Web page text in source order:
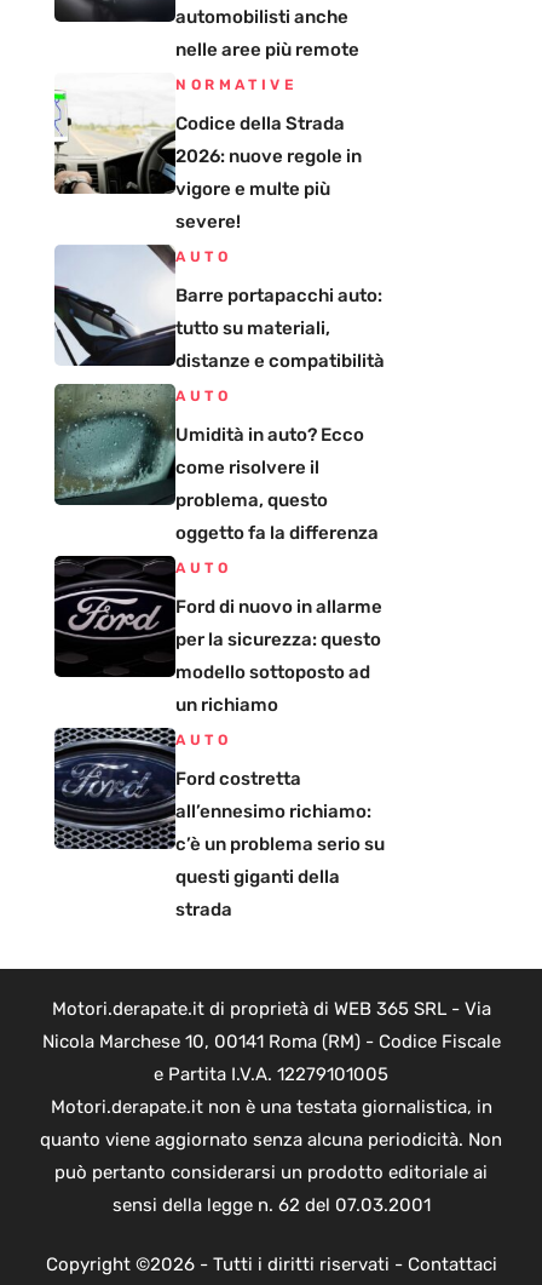
automobilisti anche
nelle aree più remote
NORMATIVE
Codice della Strada
2026: nuove regole in
vigore e multe più
severe!
AUTO
Barre portapacchi auto:
tutto su materiali,
distanze e compatibilità
AUTO
Umidità in auto? Ecco
come risolvere il
problema, questo
oggetto fa la differenza
AUTO
Ford di nuovo in allarme
per la sicurezza: questo
modello sottoposto ad
un richiamo
AUTO
Ford costretta
all’ennesimo richiamo:
c’è un problema serio su
questi giganti della
strada
Motori.derapate.it di proprietà di WEB 365 SRL - Via
Nicola Marchese 10, 00141 Roma (RM) - Codice Fiscale
e Partita I.V.A. 12279101005
Motori.derapate.it non è una testata giornalistica, in
quanto viene aggiornato senza alcuna periodicità. Non
può pertanto considerarsi un prodotto editoriale ai
sensi della legge n. 62 del 07.03.2001
Copyright ©2026 - Tutti i diritti riservati - Contattaci